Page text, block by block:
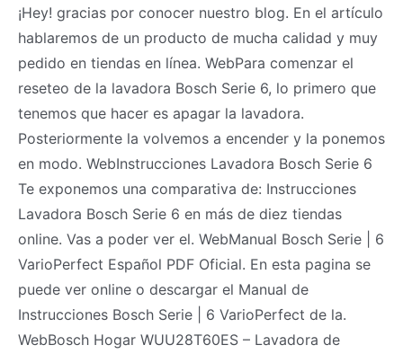
¡Hey! gracias por conocer nuestro blog. En el artículo
hablaremos de un producto de mucha calidad y muy
pedido en tiendas en línea. WebPara comenzar el
reseteo de la lavadora Bosch Serie 6, lo primero que
tenemos que hacer es apagar la lavadora.
Posteriormente la volvemos a encender y la ponemos
en modo. WebInstrucciones Lavadora Bosch Serie 6
Te exponemos una comparativa de: Instrucciones
Lavadora Bosch Serie 6 en más de diez tiendas
online. Vas a poder ver el. WebManual Bosch Serie | 6
VarioPerfect Español PDF Oficial. En esta pagina se
puede ver online o descargar el Manual de
Instrucciones Bosch Serie | 6 VarioPerfect de la.
WebBosch Hogar WUU28T60ES – Lavadora de